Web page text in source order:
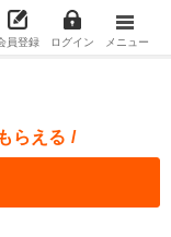
員登録 ログイン メニュー
らえる /